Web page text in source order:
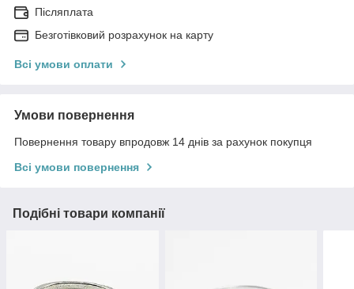
Післяплата
Безготівковий розрахунок на карту
Всі умови оплати
Умови повернення
Повернення товару впродовж 14 днів за рахунок покупця
Всі умови повернення
Подібні товари компанії